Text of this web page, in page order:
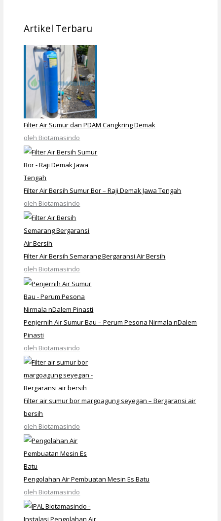
Artikel Terbaru
Filter Air Sumur dan PDAM Cangkring Demak
oleh Biotamasindo
Filter Air Bersih Sumur Bor – Raji Demak Jawa Tengah
oleh Biotamasindo
Filter Air Bersih Semarang Bergaransi Air Bersih
oleh Biotamasindo
Penjernih Air Sumur Bau – Perum Pesona Nirmala nDalem
Pinasti
oleh Biotamasindo
Filter air sumur bor margoagung seyegan – Bergaransi air
bersih
oleh Biotamasindo
Pengolahan Air Pembuatan Mesin Es Batu
oleh Biotamasindo